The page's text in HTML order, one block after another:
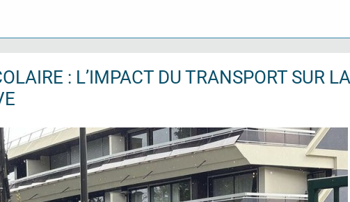
: L’IMPACT DU TRANSPORT SUR LA